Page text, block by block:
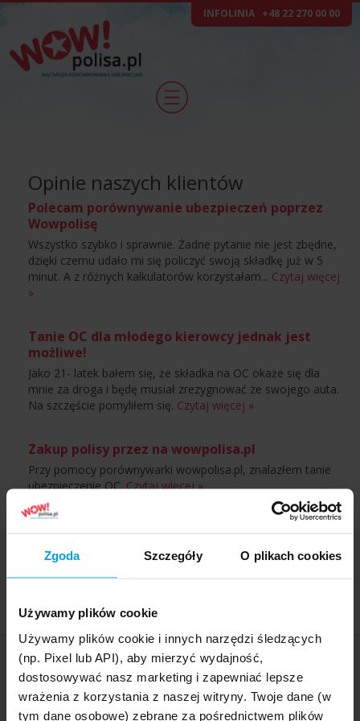
Zgoda Szczegóły O plikach cookies
Używamy plików cookie
Używamy plików cookie i innych narzędzi śledzących
(np. Pixel lub API), aby mierzyć wydajność,
dostosowywać nasz marketing i zapewniać lepsze
wrażenia z korzystania z naszej witryny. Twoje dane (w
tym dane osobowe) zebrane za pośrednictwem plików
INFOLINIA +48 22 270 00 00
Opinie naszych klientów
Polecam porównywanie ubezpieczeń poprzez
Wowpolisę
Wszystko szybko i sprawnie. Żadne pytanie nie jest zbędne,
dzięki czemu udało mi się policzyć swoją składkę już w 5
minut. A z różnych kalkulatorów korzystałam... Czytaj więcej
»
Tanie OC dla młodego kierowcy jednak jest
możliwe!
Jako 21- latek bałem się, że składka na OC okaże się dla
mnie za droga i będę musiał zrezygnować ze swojego auta.
Na szczęście pomyliłem się. Czytaj więcej »
Zakup polisy przez na wowpolisa.pl
Przy pomocy porównywarki wowpolisa.pl, znalazłem tanie
ubezpieczenie OC.Czytaj więcej »
A jednak można bez komplikacji zakupić polisę OC w
internecie. Szybka i nie skomplikowana procedura zakupu,
mili konsultanci i dobre ceny.
Menu
Kalkulator OC AC